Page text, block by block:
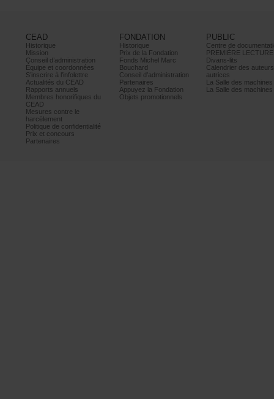
CEAD
Historique
Mission
Conseild’administration
Équipeetcoordonnées
S’inscrireàl’infolettre
ActualitésduCEAD
Rapportsannuels
Membreshonorifiquesdu
CEAD
Mesurescontrele
harcèlement
Politiquedeconfidentialité
Prixetconcours
Partenaires
FONDATION
Historique
PrixdelaFondation
FondsMichelMarc
Bouchard
Conseild’administration
Partenaires
AppuyezlaFondation
Objetspromotionnels
PUBLIC
PREMIÈRELECTURE
Divans-lits
autrices